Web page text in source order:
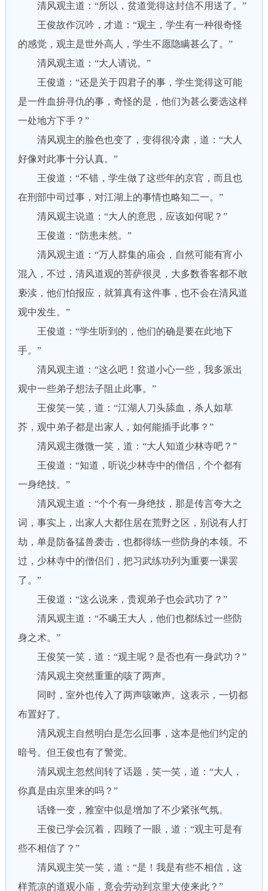
清风观主道：“所以，贫道觉得这封信不用送了。”
王俊故作沉吟，才道：“观主，学生有一种很奇怪
的感觉，观主是世外高人，学生不愿隐瞒甚么了。”
清风观主道：“大人请说。”
王俊道：“还是关于四君子的事，学生觉得这可能
是一件血拚寻仇的事，奇怪的是，他们为甚么要选这样
一处地方下手？”
清风观主的脸色也变了，变得很冷肃，道：“大人
好像对此事十分认真。”
王俊道：“不错，学生做了这些年的京官，而且也
在刑部中司过事，对江湖上的事情也略知二一。”
清风观主说道：“大人的意思，应该如何呢？”
王俊道：“防患未然。”
清风观主道：“万人群集的庙会，自然可能有宵小
混入，不过，清风道观的菩萨很灵，大多数香客都不敢
亵渎，他们怕报应，就算真有这件事，也不会在清风道
观中发生。”
王俊道：“学生听到的，他们的确是要在此地下
手。”
清风观主道：“这么吧！贫道小心一些，我多派出
观中一些弟子想法子阻止此事。”
王俊笑一笑，道：“江湖人刀头舔血，杀人如草
芥，观中弟子都是出家人，如何能插手此事？”
清风观主微微一笑，道：“大人知道少林寺吧？”
王俊道：“知道，听说少林寺中的僧侣，个个都有
一身绝技。”
清风观主道：“个个有一身绝技，那是传言夸大之
词，事实上，出家人大都住居在荒野之区，别说有人打
劫，单是防备猛兽袭击，也都得练一些防身的本领。不
过，少林寺中的僧侣们，把习武练功列为重要一课罢
了。”
王俊道：“这么说来，贵观弟子也会武功了？”
清风观主道：“不瞒王大人，他们也都练过一些防
身之术。”
王俊笑一笑，道：“观主呢？是否也有一身武功？”
清风观主突然重重的咳了两声。
同时，室外也传入了两声咳嗽声。这表示，一切都
布置好了。
清风观主自然明白是怎么回事，这本是他们约定的
暗号。但王俊也有了警觉。
清风观主忽然间转了话题，笑一笑，道：“大人，
你真是由京里来的吗？”
话锋一变，雅室中似是增加了不少紧张气氛。
王俊已学会沉着，四顾了一眼，道：“观主可是有
些不相信了？”
清风观主笑一笑，道：“是！我是有些不相信，这
样荒凉的道观小庙，竟会劳动到京里大使来此？”